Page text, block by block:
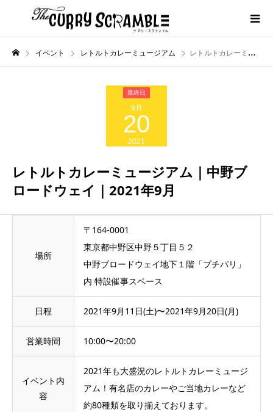
イベント レトルトカレーミュージアム レトルトカレーミュージアム｜中野ブロードウェイ｜2021年9月
9月
20
2021
レトルトカレーミュージアム｜中野ブ
ロードウェイ｜2021年9月
場所
〒164-0001
東京都中野区中野５丁目５２
中野ブロードウェイ地下１階「プチパリ」
内 特設催事スペース
日程 2021年9月11日(土)〜2021年9月20日(月)
営業時間 10:00〜20:00
イベント内
容
2021年も大盛況のレトルトカレーミュージ
アム！有名店のカレーやご当地カレーなど
約80種類を取り揃えております。